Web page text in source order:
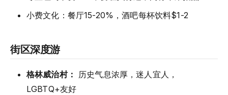
小费文化：餐厅15-20%，酒吧每杯饮料$1-2
街区深度游
格林威治村： 历史气息浓厚，迷人宜人，
LGBTQ+友好